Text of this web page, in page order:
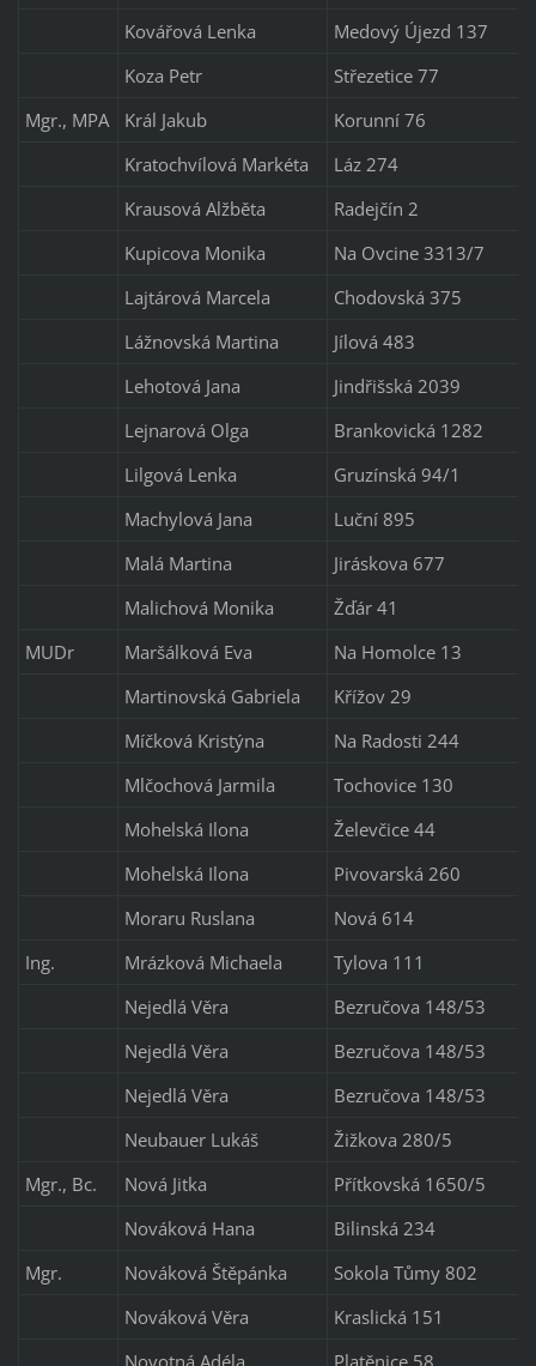
Kovářová Lenka
Medový Újezd 137
Koza Petr
Střezetice 77
Mgr., MPA
Král Jakub
Korunní 76
Kratochvílová Markéta
Láz 274
Krausová Alžběta
Radejčín 2
Kupicova Monika
Na Ovcine 3313/7
Lajtárová Marcela
Chodovská 375
Lážnovská Martina
Jílová 483
Lehotová Jana
Jindřišská 2039
Lejnarová Olga
Brankovická 1282
Lilgová Lenka
Gruzínská 94/1
Machylová Jana
Luční 895
Malá Martina
Jiráskova 677
Malichová Monika
Žďár 41
MUDr
Maršálková Eva
Na Homolce 13
Martinovská Gabriela
Křížov 29
Míčková Kristýna
Na Radosti 244
Mlčochová Jarmila
Tochovice 130
Mohelská Ilona
Želevčice 44
Mohelská Ilona
Pivovarská 260
Moraru Ruslana
Nová 614
Ing.
Mrázková Michaela
Tylova 111
Nejedlá Věra
Bezručova 148/53
Nejedlá Věra
Bezručova 148/53
Nejedlá Věra
Bezručova 148/53
Neubauer Lukáš
Žižkova 280/5
Mgr., Bc.
Nová Jitka
Přítkovská 1650/5
Nováková Hana
Bilinská 234
Mgr.
Nováková Štěpánka
Sokola Tůmy 802
Nováková Věra
Kraslická 151
Novotná Adéla
Platěnice 58